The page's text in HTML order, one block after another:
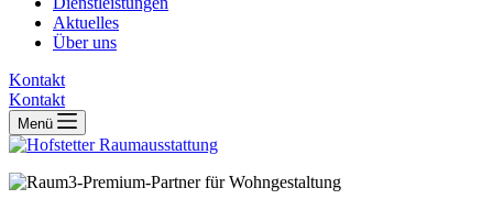
Aktuelles
Über uns
Kontakt
Kontakt
Menü